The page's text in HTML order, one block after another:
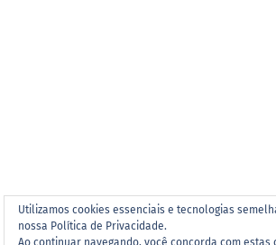
Utilizamos cookies essenciais e tecnologias
nossa Política de Privacidade.
Ao continuar navegando, você concorda com